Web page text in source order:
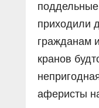
приходили
гражданам
кранов
аферисты